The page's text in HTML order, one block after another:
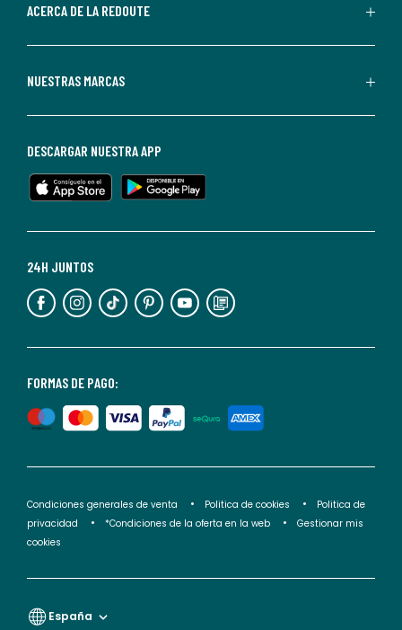
Redoute.
de
en
cualquier
Para
información,
puedes
nuestra
de
privacidad</2>.
ACERCA DE LA REDOUTE
NUESTRAS MARCAS
FORMAS DE PAGO:
24H JUNTOS
DESCARGAR NUESTRA APP
Condiciones generales de venta Politica de cookies
Politica de
privacidad
*Condiciones de la oferta en la web
Gestionar mis
cookies
España